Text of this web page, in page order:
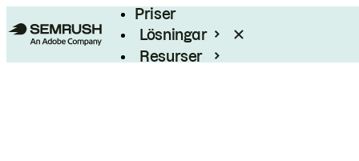
Priser
Lösningar
Resurser